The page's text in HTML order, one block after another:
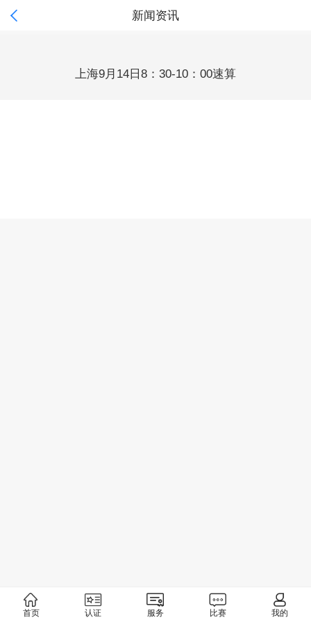
 新闻资讯
上海9月14日8：30-10：00速算
首页 认证 服务 比赛 我的